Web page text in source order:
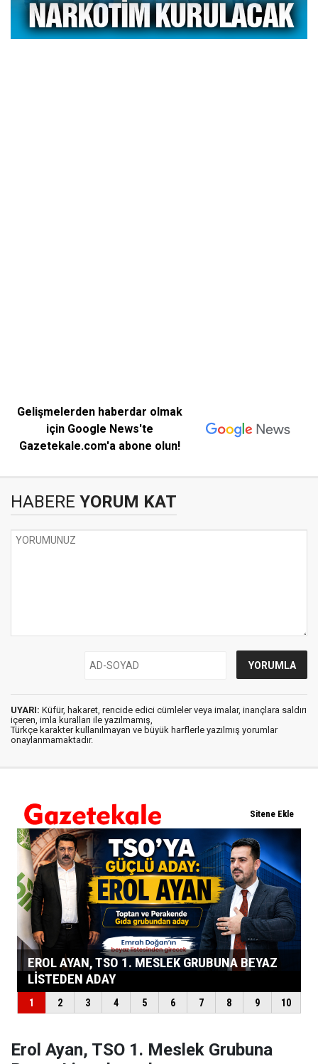
Gelişmelerden haberdar olmak
için Google News'te
Gazetekale.com'a abone olun!
HABERE YORUM KAT
UYARI: Küfür, hakaret, rencide edici cümleler veya imalar, inançlara saldırı
içeren, imla kuralları ile yazılmamış,
Türkçe karakter kullanılmayan ve büyük harflerle yazılmış yorumlar
onaylanmamaktadır.
Erol Ayan, TSO 1. Meslek Grubuna